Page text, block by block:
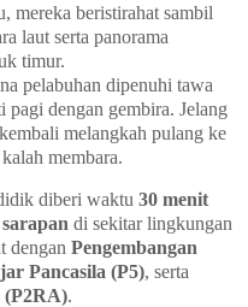
mereka beristirahat sambil
laut serta panorama
timur.
pelabuhan dipenuhi tawa
pagi dengan gembira. Jelang
melangkah pulang ke
membara.
diberi waktu 30 menit
di sekitar lingkungan
dengan Pengembangan
Pancasila (P5), serta
(P2RA).